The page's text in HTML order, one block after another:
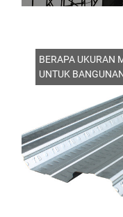
BERAPA UKURAN
UNTUK